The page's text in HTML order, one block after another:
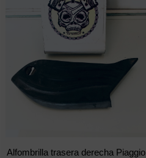
Alfombrilla trasera derecha Piaggio